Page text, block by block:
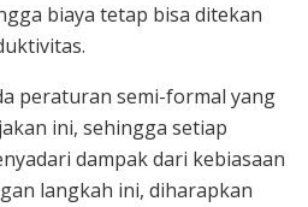
biaya tetap bisa ditekan
peraturan semi-formal yang
ini, sehingga setiap
dampak dari kebiasaan
langkah ini, diharapkan